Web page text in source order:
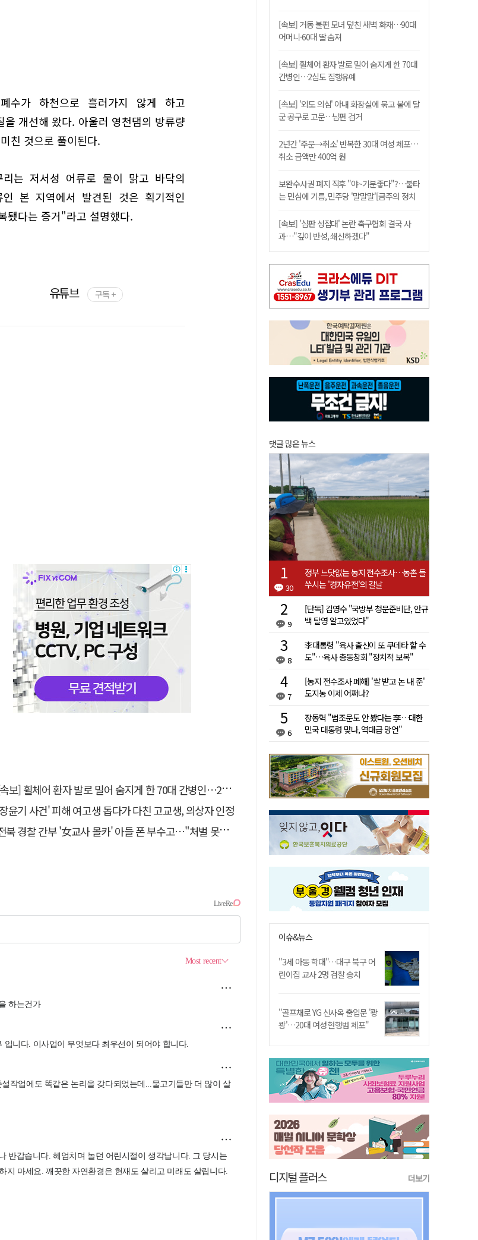
수가 하천으로 흘러가지 않게 하고
개선해 왔다. 아울러 영천댐의 방류량
친 것으로 풀이된다.
는 저서성 어류로 물이 맑고 바닥의
본 지역에서 발견된 것은 획기적인
됐다는 증거"라고 설명했다.
유튜브 구독 +
보] 휠체어 환자 발로 밀어 숨지게 한 70대 간병인…2심도 집행유예
윤기 사건' 피해 여고생 돕다가 다친 고교생, 의상자 인정
북 경찰 간부 '女교사 몰카' 아들 폰 부수고…"처벌 못하는 사안" 내부망에 글
[속보] 거동 불편 모녀 덮친 새벽 화재…90대
어머니·60대 딸 숨져
[속보] 휠체어 환자 발로 밀어 숨지게 한 70대
간병인…2심도 집행유예
[속보] '외도 의심' 아내 화장실에 묶고 불에 달
군 공구로 고문…남편 검거
2년간 '주문→취소' 반복한 30대 여성 체포…
취소 금액만 400억 원
보완수사권 폐지 직후 "야~기분좋다"?…불타
는 민심에 기름, 민주당 '말말말'[금주의 정치
[속보] '심판 성접대' 논란 축구협회 결국 사
과…"깊이 반성, 쇄신하겠다"
댓글 많은 뉴스
30
정부 느닷없는 농지 전수조사…농촌 들
쑤시는 '경자유전'의 칼날
9
[단독] 김영수 "국방부 청문준비단, 안규
백 탈영 알고있었다"
8
李대통령 "육사 출신이 또 쿠데타 할 수
도"…육사 총동창회 "정치적 보복"
7
[농지 전수조사 폐해] '쌀 받고 논 내 준'
도지농 이제 어쩌나?
6
장동혁 "법조문도 안 봤다는 李…대한
민국 대통령 맞나, 역대급 망언"
이슈&뉴스
"3세 아동 학대"…대구 북구 어
린이집 교사 2명 검찰 송치
"골프채로 YG 신사옥 출입문 '쾅
쾅'…20대 여성 현행범 체포"
디지털 플러스 더보기